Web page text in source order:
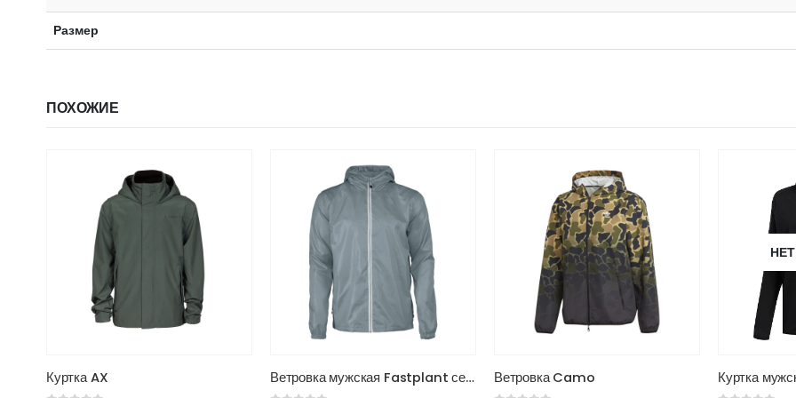
Размер
ПОХОЖИЕ
Ветровка Camo
НЕТ В НАЛИЧИИ
Куртка мужская Response
Ветровка